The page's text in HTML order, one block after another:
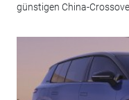
günstigen China-